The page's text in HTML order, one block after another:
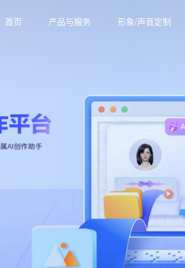
首页 产品与服务 形象/声音定制